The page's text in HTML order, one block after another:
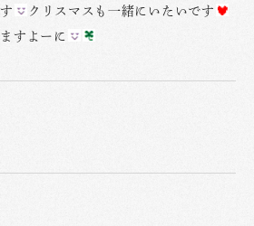
クリスマスも一緒にいたいです
すよーに